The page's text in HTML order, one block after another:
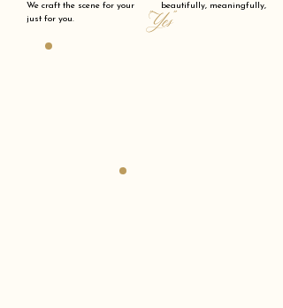
We craft the scene for your beautifully, meaningfully,
just for you.
"Yes"